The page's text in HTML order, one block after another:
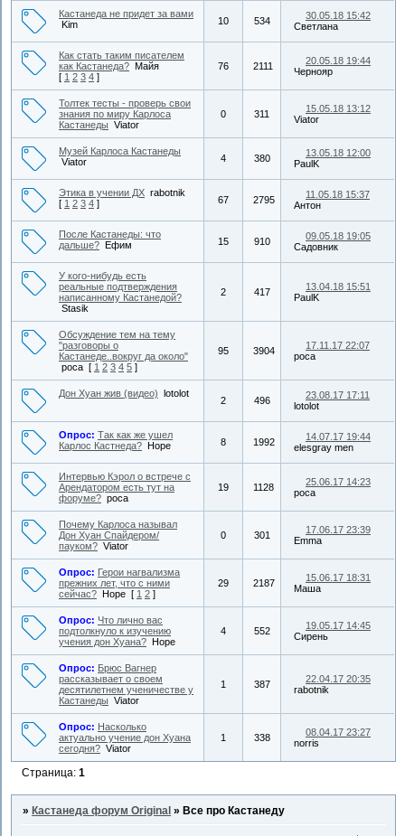
Кастанеда не придет за вами
Kim
10 534
30.05.18 15:42
Светлана
Как стать таким писателем
как Кастанеда? Майя
[ 1 2 3 4 ]
76 2111
20.05.18 19:44
Чернояр
Толтек тесты - проверь свои
знания по миру Карлоса
Кастанеды Viator
0 311
15.05.18 13:12
Viator
Музей Карлоса Кастанеды
Viator
4 380
13.05.18 12:00
PaulK
Этика в учении ДХ rabotnik
[ 1 2 3 4 ] 67 2795
11.05.18 15:37
Антон
После Кастанеды: что
дальше? Ефим 15 910
09.05.18 19:05
Садовник
У кого-нибудь есть
реальные подтверждения
написанному Кастанедой?
Stasik
2 417
13.04.18 15:51
PaulK
Обсуждение тем на тему
"разговоры о
Кастанеде..вокруг да около"
роса [ 1 2 3 4 5 ]
95 3904
17.11.17 22:07
роса
Дон Хуан жив (видео) lotolot
2 496
23.08.17 17:11
lotolot
Опрос: Так как же ушел
Карлос Кастнеда? Hope 8 1992
14.07.17 19:44
elesgray men
Интервью Кэрол о встрече с
Арендатором есть тут на
форуме? роса
19 1128
25.06.17 14:23
роса
Почему Карлоса называл
Дон Хуан Спайдером/
пауком? Viator
0 301
17.06.17 23:39
Emma
Опрос: Герои нагвализма
прежних лет, что с ними
сейчас? Hope [ 1 2 ]
29 2187
15.06.17 18:31
Маша
Опрос: Что лично вас
подтолкнуло к изучению
учения дон Хуана? Hope
4 552
19.05.17 14:45
Сирень
Опрос: Брюс Вагнер
рассказывает о своем
десятилетнем ученичестве у
Кастанеды Viator
1 387
22.04.17 20:35
rabotnik
Опрос: Насколько
актуально учение дон Хуана
сегодня? Viator
1 338
08.04.17 23:27
norris
Страница:1
»Кастанеда форум Original »Все про Кастанеду